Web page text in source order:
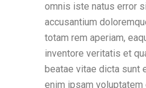
omnis iste natus error
accusantium
totam rem aperiam,
inventore veritatis et
beatae vitae dicta sunt
enim ipsam